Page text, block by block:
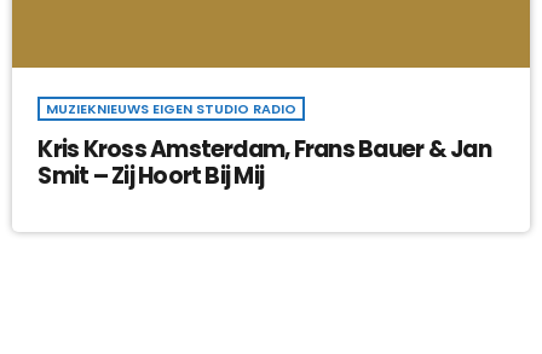
MUZIEKNIEUWS EIGEN STUDIO RADIO
Kris Kross Amsterdam, Frans Bauer & Jan
Smit – Zij Hoort Bij Mij